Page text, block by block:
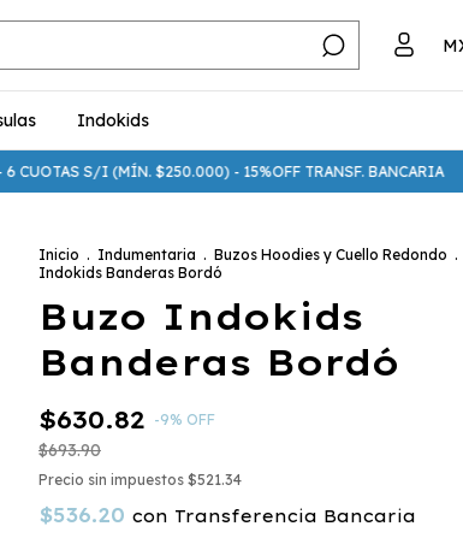
Indokids
I (MÍN. $250.000) - 15%OFF TRANSF. BANCARIA 3
Inicio . Indumentaria . Buzos Hoodies y Cuello Redondo .
Indokids Banderas Bordó
Buzo Indokids
Banderas Bordó
$630.82 -9% OFF
$693.90
Precio sin impuestos $521.34
$536.20 con Transferencia Bancaria